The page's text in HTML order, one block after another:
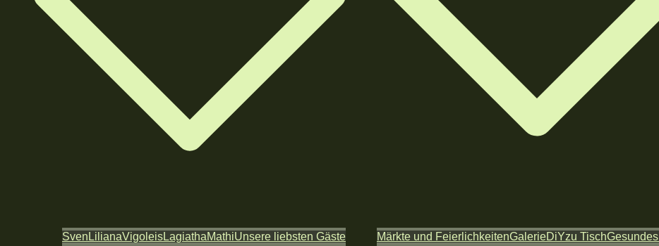
Sven LilianaVigoleisLagiathaMathiUnsere liebsten Gäste Märkte und FeierlichkeitenGalerieDiYzu TischGesundes